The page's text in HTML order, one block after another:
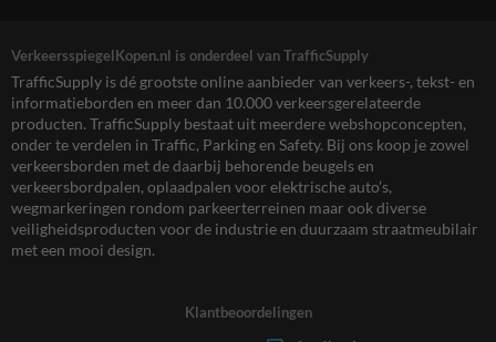
VerkeersspiegelKopen.nl is onderdeel van TrafficSupply
TrafficSupply is dé grootste online aanbieder van verkeers-, tekst- en
informatieborden en meer dan 10.000 verkeersgerelateerde
producten. TrafficSupply bestaat uit meerdere webshopconcepten,
onder te verdelen in Traffic, Parking en Safety. Bij ons koop je zowel
verkeersborden met de daarbij behorende beugels en
verkeersbordpalen, oplaadpalen voor elektrische auto’s,
wegmarkeringen rondom parkeerterreinen maar ook diverse
veiligheidsproducten voor de industrie en duurzaam straatmeubilair
met een mooi design.
Klantbeoordelingen